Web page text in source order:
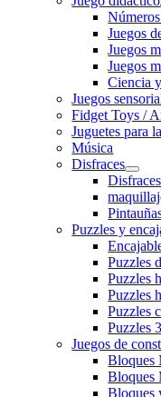
Juegos
Juegos
Juegos
Ciencia
Juegos
Fidget Toys /
Juguetes para
Música
Disfraces
Disfraces
Puzzles y
Puzzles
Puzzles
Puzzles
Puzzles
Puzzles
Juegos de
Bloques
Bloques
Bloques